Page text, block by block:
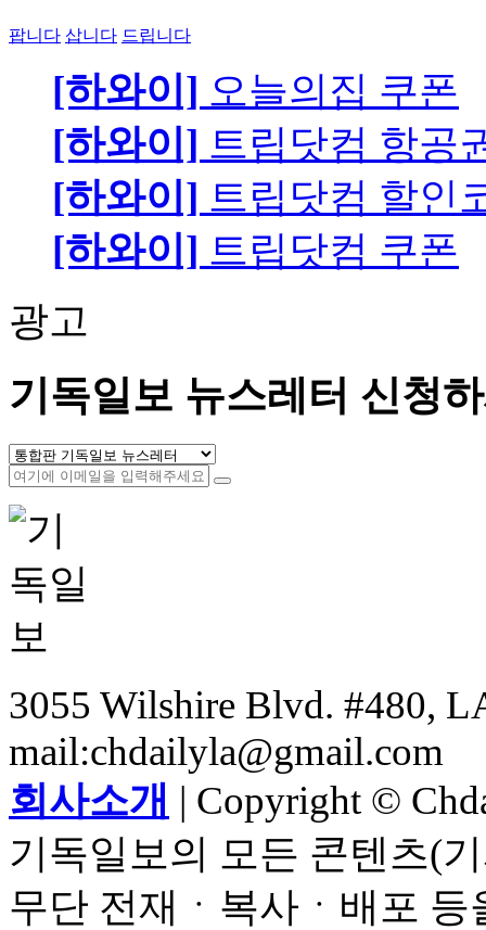
팝니다 삽니다 드립니다
[하와이] 오늘의집 쿠폰
[하와이] 트립닷컴 항공
[하와이] 트립닷컴 할인
[하와이] 트립닷컴 쿠폰
광고
기독일보 뉴스레터 신청
3055 Wilshire Blvd. #480,
mail:chdailyla@gmail.com
회사소개 | Copyright ©
기독일보의 모든 콘텐츠(
무단 전재ㆍ복사ㆍ배포 등